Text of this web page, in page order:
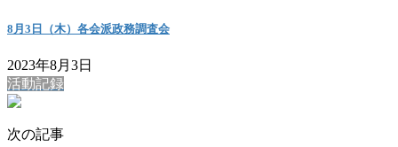
8月3日（木）各会派政務調査会
2023年8月3日
活動記録
次の記事